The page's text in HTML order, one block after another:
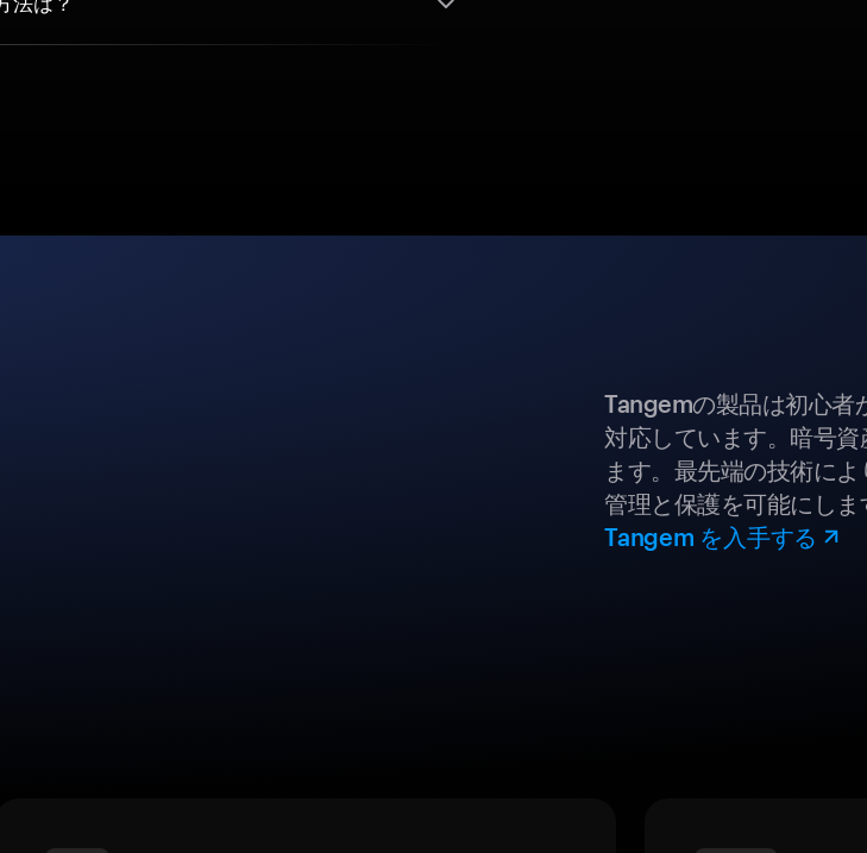
Tangemの製品は初心者
対応しています。暗号
ます。最先端の技術に
管理と保護を可能にしま
Tangem を入手する